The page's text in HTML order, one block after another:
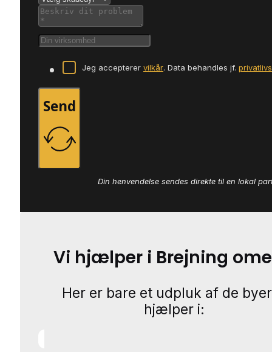
Jeg accepterer vilkår. Data behandles jf.
Send
Din henvendelse sendes direkte til en lokal
Vi hjælper i Brejning
Her er bare et udpluk af de
hjælper i: